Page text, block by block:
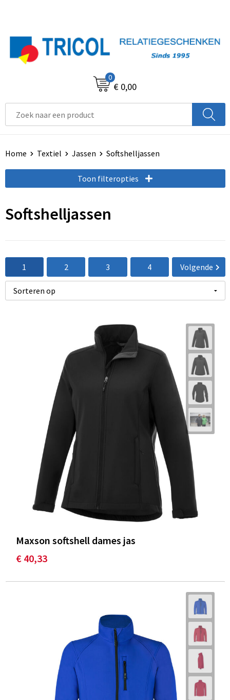
0
€ 0,00
Home Textiel Jassen Softshelljassen
Toon filteropties
Softshelljassen
1 2 3 4 Volgende
Maxson softshell dames jas
€ 40,33